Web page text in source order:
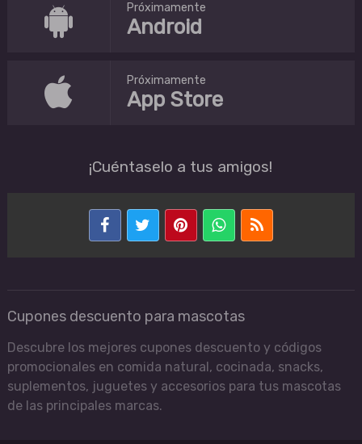
Próximamente
Android
Próximamente
App Store
¡Cuéntaselo a tus amigos!
Cupones descuento para mascotas
Descubre los mejores cupones descuento y códigos
promocionales en comida natural, cocinada, snacks,
suplementos, juguetes y accesorios para tus mascotas
de las principales marcas.